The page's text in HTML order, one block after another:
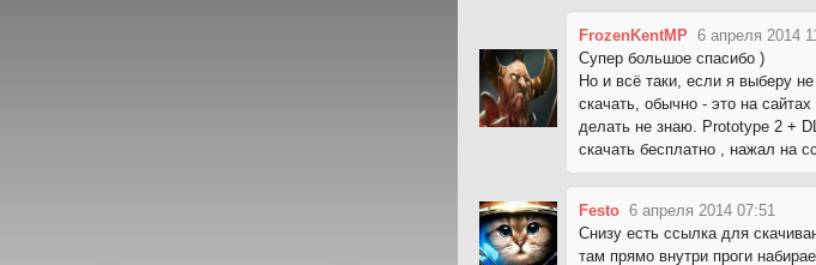
FrozenKentMP 6 апреля 2014
Супер большое спасибо )
Но и всё таки, если я выберу
скачать, обычно - это на
делать не знаю. Prototype 2 +
скачать бесплатно , нажал на
Festo 6 апреля 2014 07:51
Снизу есть ссылка для
там прямо внутри проги